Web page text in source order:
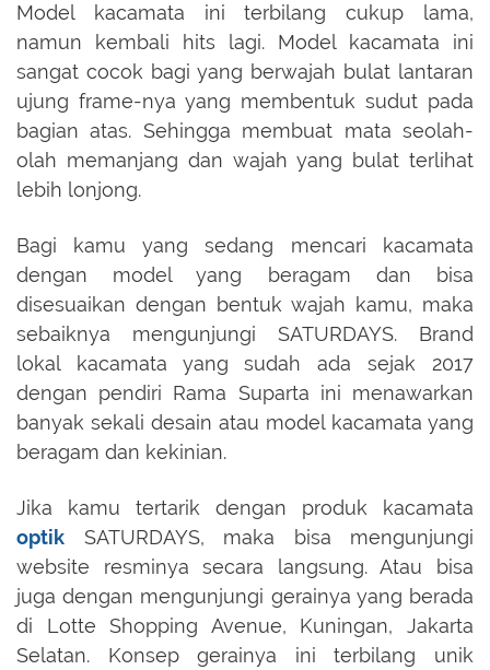
Model kacamata ini terbilang cukup lama,
namun kembali hits lagi. Model kacamata ini
sangat cocok bagi yang berwajah bulat lantaran
ujung frame-nya yang membentuk sudut pada
bagian atas. Sehingga membuat mata seolah-
olah memanjang dan wajah yang bulat terlihat
lebih lonjong.
Bagi kamu yang sedang mencari kacamata
dengan model yang beragam dan bisa
disesuaikan dengan bentuk wajah kamu, maka
sebaiknya mengunjungi SATURDAYS. Brand
lokal kacamata yang sudah ada sejak 2017
dengan pendiri Rama Suparta ini menawarkan
banyak sekali desain atau model kacamata yang
beragam dan kekinian.
Jika kamu tertarik dengan produk kacamata
optik SATURDAYS, maka bisa mengunjungi
website resminya secara langsung. Atau bisa
juga dengan mengunjungi gerainya yang berada
di Lotte Shopping Avenue, Kuningan, Jakarta
Selatan. Konsep gerainya ini terbilang unik